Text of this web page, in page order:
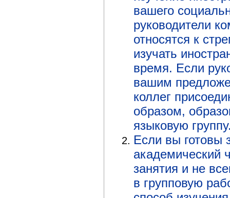
вашего
руководители
относятся к
изучать
время. Если
вашим
коллег
образом,
языковую
Если вы готовы
академический
занятия и не
в групповую